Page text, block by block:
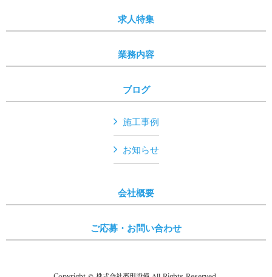
求人特集
業務内容
ブログ
施工事例
お知らせ
会社概要
ご応募・お問い合わせ